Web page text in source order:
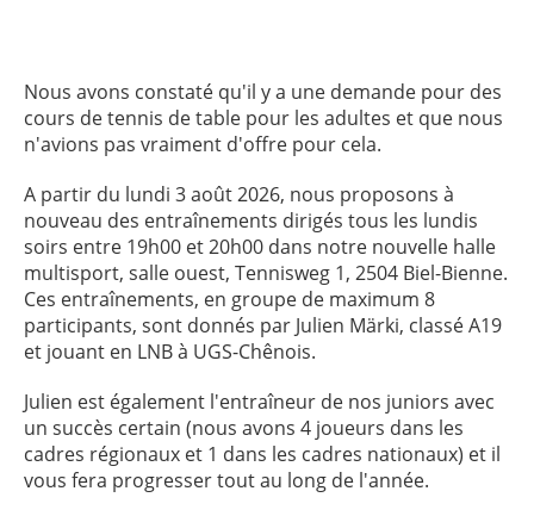
Nous avons constaté qu'il y a une demande pour des
cours de tennis de table pour les adultes et que nous
n'avions pas vraiment d'offre pour cela.
A partir du lundi 3 août 2026, nous proposons à
nouveau des entraînements dirigés tous les lundis
soirs entre 19h00 et 20h00 dans notre nouvelle halle
multisport, salle ouest, Tennisweg 1, 2504 Biel-Bienne.
Ces entraînements, en groupe de maximum 8
participants, sont donnés par Julien Märki, classé A19
et jouant en LNB à UGS-Chênois.
Julien est également l'entraîneur de nos juniors avec
un succès certain (nous avons 4 joueurs dans les
cadres régionaux et 1 dans les cadres nationaux) et il
vous fera progresser tout au long de l'année.